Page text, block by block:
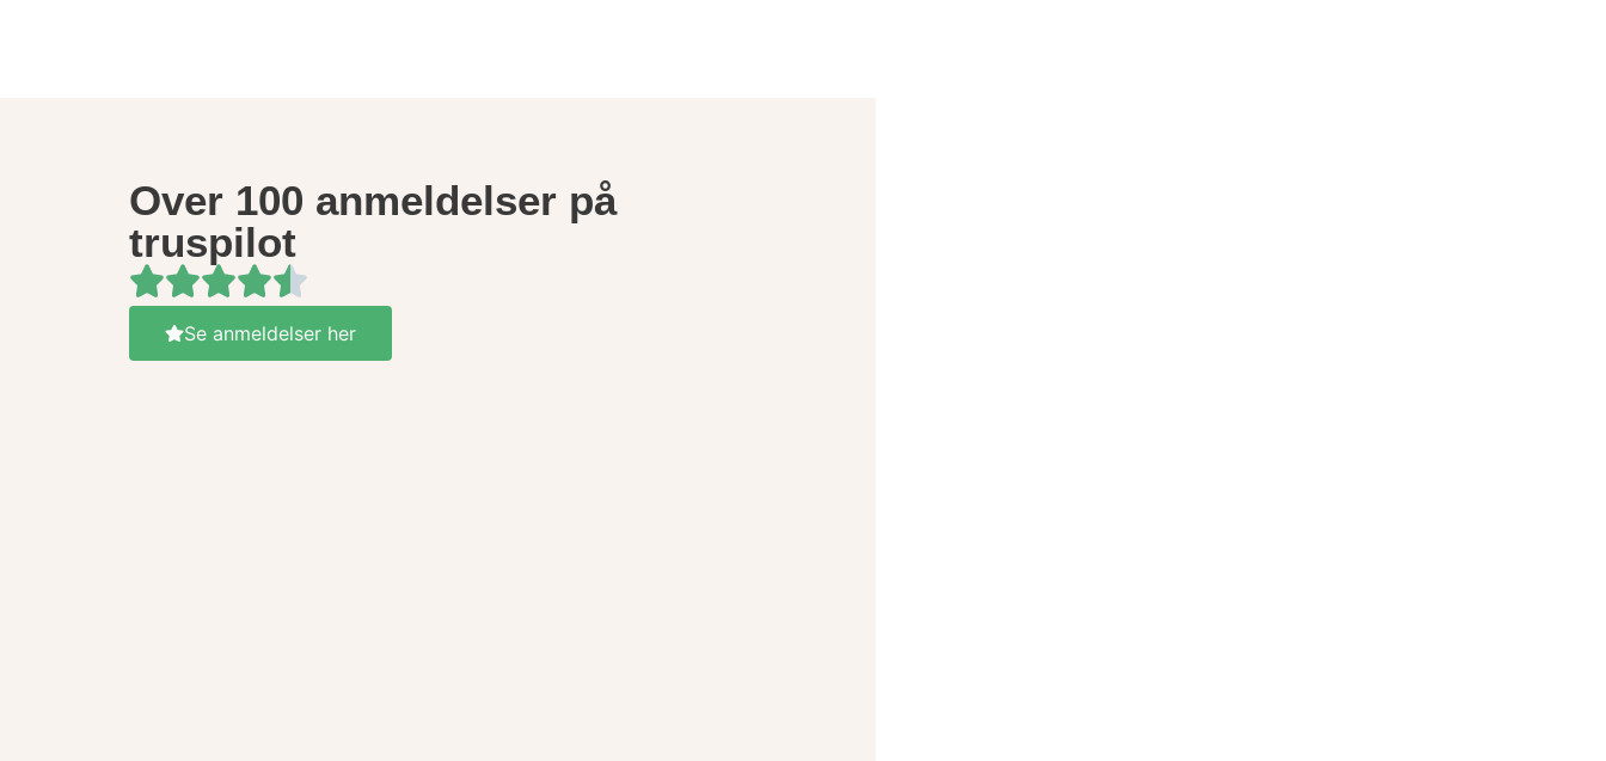
Over 100 anmeldelser på
truspilot
Se anmeldelser her